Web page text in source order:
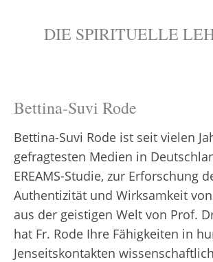
DIE SPIRITUELLE
Bettina-Suvi Rode
Bettina-Suvi Rode ist seit vielen
gefragtesten Medien in
EREAMS-Studie, zur Erforschung
Authentizität und Wirksamkeit
aus der geistigen Welt von Prof.
hat Fr. Rode Ihre Fähigkeiten in
Jenseitskontakten